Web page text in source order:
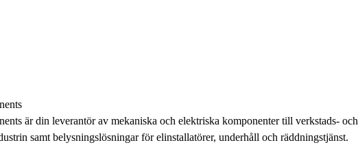
är din leverantör av mekaniska och elektriska komponenter till verkstads- och
samt belysningslösningar för elinstallatörer, underhåll och räddningstjänst.